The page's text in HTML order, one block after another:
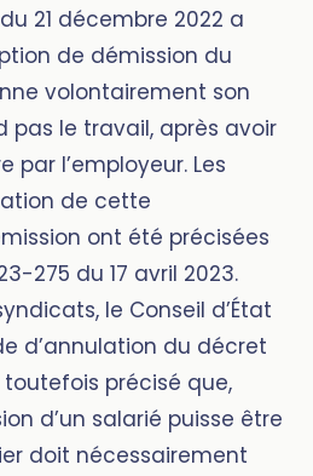
21 décembre 2022 a
de démission du
volontairement son
pas le travail, après avoir
par l’employeur. Les
de cette
ont été précisées
275 du 17 avril 2023.
le Conseil d’État
d’annulation du décret
toutefois précisé que,
d’un salarié puisse être
doit nécessairement